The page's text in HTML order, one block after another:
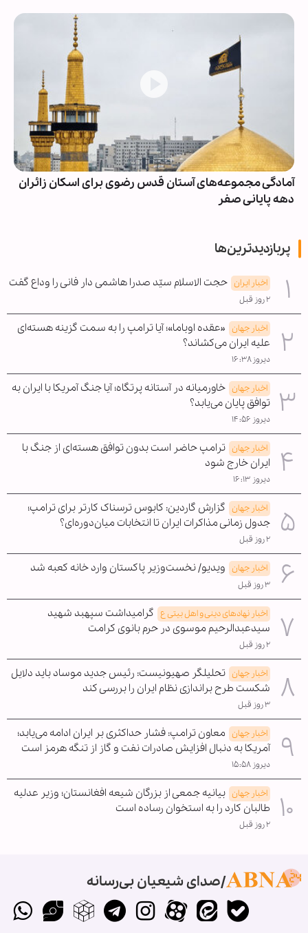
آمادگی مجموعه‌های آستان قدس رضوی برای اسکان زائران
دهه پایانی صفر
پربازدیدترین‌ها
اخبار ایران حجت الاسلام سیّد صدرا هاشمی دار فانی را وداع گفت
۲ روز قبل
اخبار جهان «عقده اوباما»؛ آیا ترامپ را به سمت گزینه هسته‌ای
علیه ایران می‌کشاند؟
دیروز ۱۶:۳۸
اخبار جهان خاورمیانه در آستانه پرتگاه؛ آیا جنگ آمریکا با ایران به
توافق پایان می‌یابد؟
دیروز ۱۴:۵۶
اخبار جهان ترامپ حاضر است بدون توافق هسته‌ای از جنگ با
ایران خارج شود
دیروز ۱۶:۱۳
اخبار جهان گزارش گاردین: کابوس ترسناک کارتر برای ترامپ؛
جدول زمانی مذاکرات ایران تا انتخابات میان‌دوره‌ای؟
۲ روز قبل
اخبار جهان ویدیو/ نخست‌وزیر پاکستان وارد خانه کعبه شد
۳ روز قبل
اخبار نهادهای دینی و اهل بیتی ع گرامیداشت سپهبد شهید
سیدعبدالرحیم موسوی در حرم بانوی کرامت
۲ روز قبل
اخبار جهان تحلیلگر صهیونیست: رئیس جدید موساد باید دلایل
شکست طرح براندازی نظام ایران را بررسی کند
۳ روز قبل
اخبار جهان معاون ترامپ: فشار حداکثری بر ایران ادامه می‌یابد؛
آمریکا به دنبال افزایش صادرات نفت و گاز از تنگه هرمز است
دیروز ۱۵:۵۸
اخبار جهان بیانیه جمعی از بزرگان شیعه افغانستان؛ وزیر عدلیه
طالبان کارد را به استخوان رساده است
۲ روز قبل
صدای شیعیان بی‌رسانه